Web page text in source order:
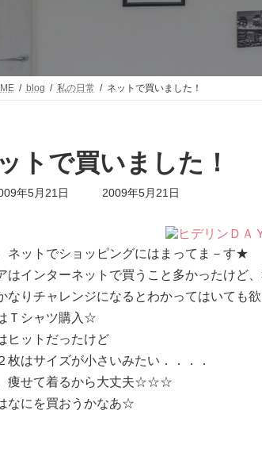
blog 私の日常 ネットで買いました！
トで買いました！
年5月21日
最
日
時
:
2009年5月21日
ネットでショッピングにはまってま－す★
はインターネットで買うこと多かったけど
なりチャレンジになるとわかってはいても
Ｔシャツ購入☆
ヒットだったけど
枚はサイズが小さいみたい．．．．
痩せて着るから大丈夫☆☆☆
なにを買おうかなあ☆